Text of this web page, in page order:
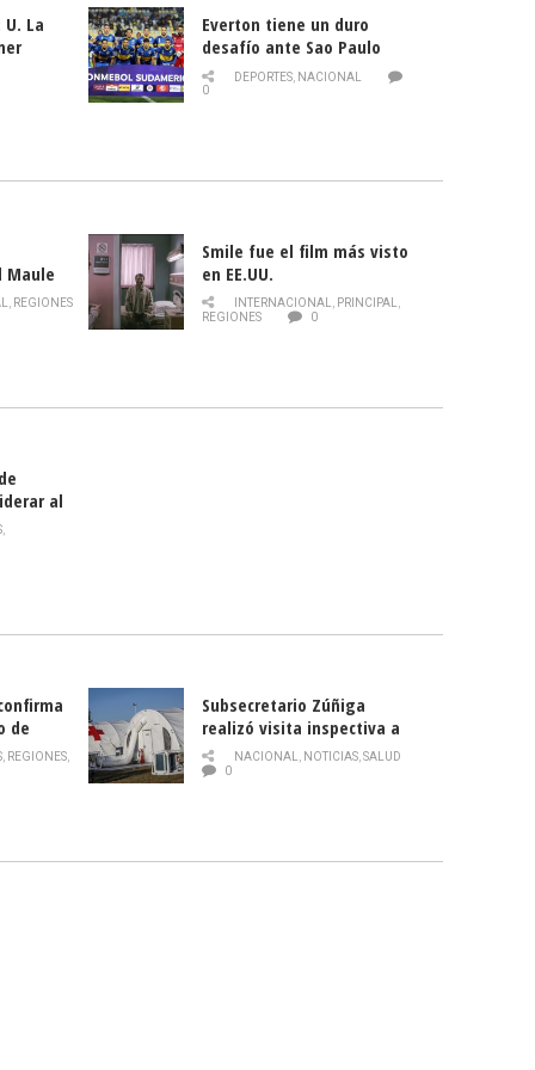
La
Everton tiene un duro
desafío ante Sao Paulo
DEPORTES, NACIONAL
0
Maule
de la
, REGIONES
Smile fue el film más visto
en EE.UU.
INTERNACIONAL, PRINCIPAL,
REGIONES
0
al
,
de
, REGIONES,
Subsecretario Zúñiga
realizó visita inspectiva a
Hospital Modular Sótero del
Río
NACIONAL, NOTICIAS,SALUD
0